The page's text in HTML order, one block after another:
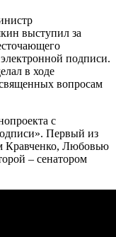
выступил за
подписи.
в ходе
вопросам
с
Первый из
Кравченко, Любовью
– сенатором